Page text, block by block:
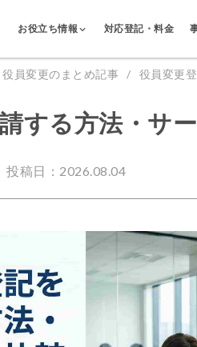
お役立ち情報 対応登記・料金
役員変更のまとめ記事 役員変更
する方法・サ
投稿日：2026.08.04